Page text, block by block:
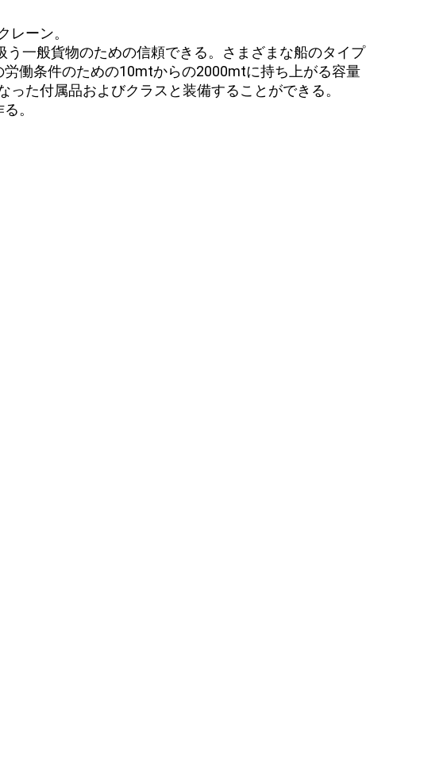
レーン。
一般貨物のための信頼できる。さまざまな船のタイプ
働条件のための10mtからの2000mtに持ち上がる容量
た付属品およびクラスと装備することができる。
。